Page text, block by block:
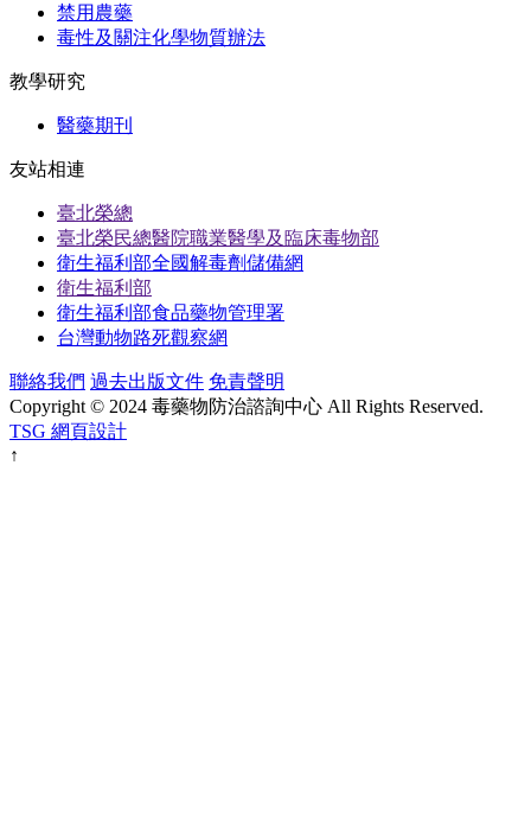
禁用農藥
毒性及關注化學物質辦法
教學研究
醫藥期刊
友站相連
臺北榮總
臺北榮民總醫院職業醫學及臨床毒物部
衛生福利部全國解毒劑儲備網
衛生福利部
衛生福利部食品藥物管理署
台灣動物路死觀察網
聯絡我們 過去出版文件 免責聲明
Copyright © 2024 毒藥物防治諮詢中心 All Rights Reserved.
TSG 網頁設計
↑